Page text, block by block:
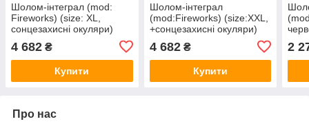
Шолом-інтеграл (mod:
Fireworks) (size: XL,
сонцезахисні окуляри)
4 682 ₴
Купити
Шолом-інтеграл
(mod:Fireworks) (size:XXL,
+сонцезахисні окуляри)
4 682₴
Купити
LS2
2
Про нас